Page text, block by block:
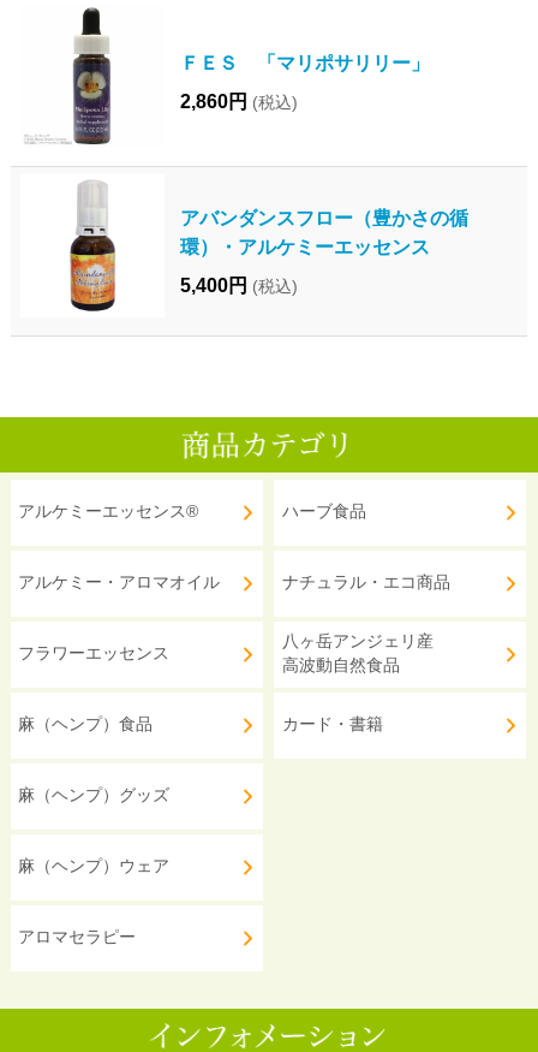
ＦＥＳ 「マリポサリリー」
2,860円 (税込)
アバンダンスフロー（豊かさの循
環）・アルケミーエッセンス
5,400円 (税込)
アルケミーエッセンス®
アルケミー・アロマオイル
フラワーエッセンス
麻（ヘンプ）食品
麻（ヘンプ）グッズ
麻（ヘンプ）ウェア
アロマセラピー
ハーブ食品
ナチュラル・エコ商品
八ヶ岳アンジェリ産
高波動自然食品
カード・書籍